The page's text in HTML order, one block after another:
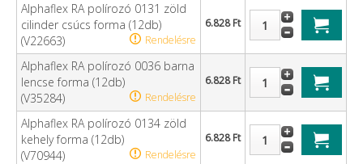
Alphaflex RA polírozó 0131 zöld
cilinder csúcs forma (12db)
(V22663)
Rendelésre
6.828 Ft
Alphaflex RA polírozó 0036 barna
lencse forma (12db)
(V35284)
Rendelésre
6.828 Ft
Alphaflex RA polírozó 0134 zöld
kehely forma (12db)
(V70944)
Rendelésre
6.828 Ft